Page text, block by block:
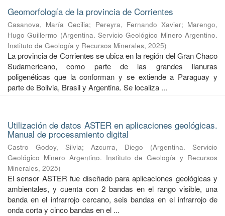
Geomorfología de la provincia de Corrientes
Casanova, María Cecilia; Pereyra, Fernando Xavier; Marengo,
Hugo Guillermo (Argentina. Servicio Geológico Minero Argentino.
Instituto de Geología y Recursos Minerales, 2025)
La provincia de Corrientes se ubica en la región del Gran Chaco
Sudamericano, como parte de las grandes llanuras
poligenéticas que la conforman y se extiende a Paraguay y
parte de Bolivia, Brasil y Argentina. Se localiza ...
Utilización de datos ASTER en aplicaciones geológicas.
Manual de procesamiento digital
Castro Godoy, Silvia; Azcurra, Diego (Argentina. Servicio
Geológico Minero Argentino. Instituto de Geología y Recursos
Minerales, 2025)
El sensor ASTER fue diseñado para aplicaciones geológicas y
ambientales, y cuenta con 2 bandas en el rango visible, una
banda en el infrarrojo cercano, seis bandas en el infrarrojo de
onda corta y cinco bandas en el ...